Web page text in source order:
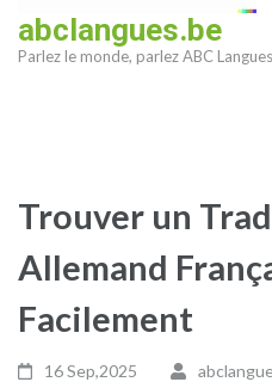
abclangues.be
Parlez le monde, parlez ABC Langues
Trouver un
Allemand
Facilement
16 Sep,2025